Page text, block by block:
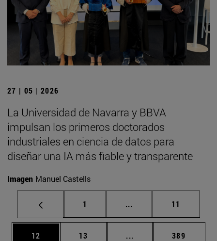
27 | 05 | 2026
La Universidad de Navarra y BBVA
impulsan los primeros doctorados
industriales en ciencia de datos para
diseñar una IA más fiable y transparente
Imagen Manuel Castells
Página
1 ... Páginas intermedias
Página
11
Página
12 Página
13 ... Páginas intermedias
Página
389